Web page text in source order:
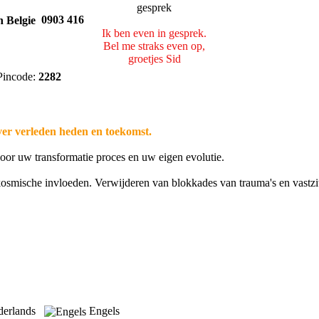
Ik ben even in gesprek.
Bel me straks even op,
groetjes Sid
0903 416
2282
verleden heden en toekomst.
uw transformatie proces en uw eigen evolutie.
invloeden. Verwijderen van blokkades van trauma's en
Engels